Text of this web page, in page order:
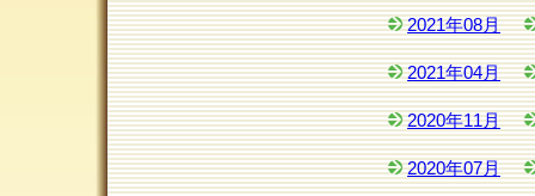
2021年08月
2021年04月
2020年11月
2020年07月